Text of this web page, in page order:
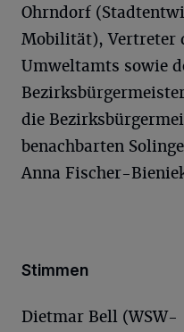
Ohrndorf
Mobilität), Vertreter
Umweltamts sowie
die
benachbarten
Anna Fischer-
Stimmen
Dietmar Bell (WSW-